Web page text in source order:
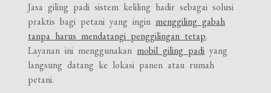
Jasa giling padi sistem keliling hadir sebagai solusi
praktis bagi petani yang ingin menggiling gabah
tanpa harus mendatangi penggilingan tetap.
Layanan ini menggunakan mobil giling padi yang
langsung datang ke lokasi panen atau rumah
petani.